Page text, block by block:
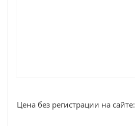
Цена без регистрации на сайте: